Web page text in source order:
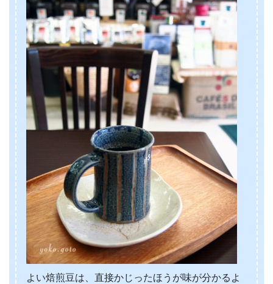
よい焙煎豆は、直接かじったほうが味が分かるよ